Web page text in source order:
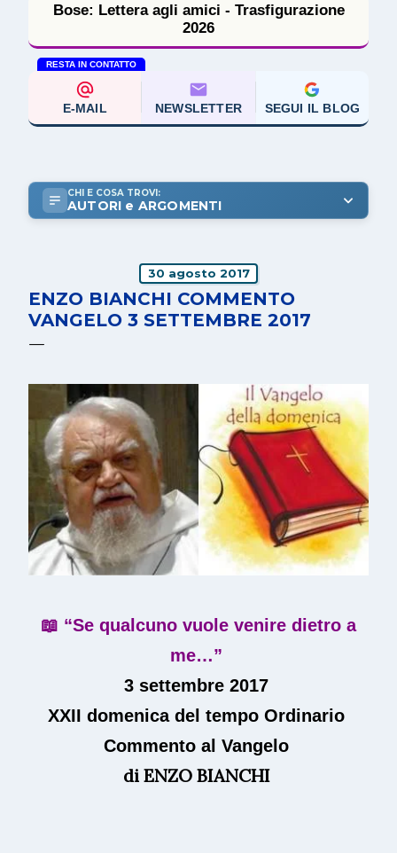
Bose: Lettera agli amici - Trasfigurazione
2026
RESTA IN CONTATTO
E-MAIL NEWSLETTER SEGUI IL BLOG
CHI E COSA TROVI:
AUTORI e ARGOMENTI
30 agosto 2017
ENZO BIANCHI COMMENTO
VANGELO 3 SETTEMBRE 2017
📖 “Se qualcuno vuole venire dietro a
me…”
3 settembre 2017
XXII domenica del tempo Ordinario
Commento al Vangelo
di ENZO BIANCHI